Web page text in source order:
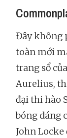
Đây không
toàn mới
trang sổ
Aurelius,
đại thi hào
bóng dáng
John